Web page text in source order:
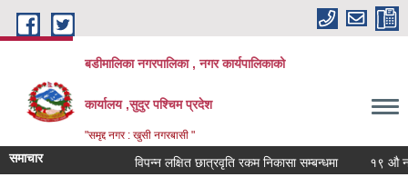
Skip to main content
बडीमालिका नगरपालिका , नगर कार्यपालिकाको
कार्यालय ,सुदुर पश्चिम प्रदेश
"समृद्द नगर : खुसी नगरबासी "
समाचार विपन्न लक्षित छात्रवृति रकम निकासा सम्बन्धमा १९ औ